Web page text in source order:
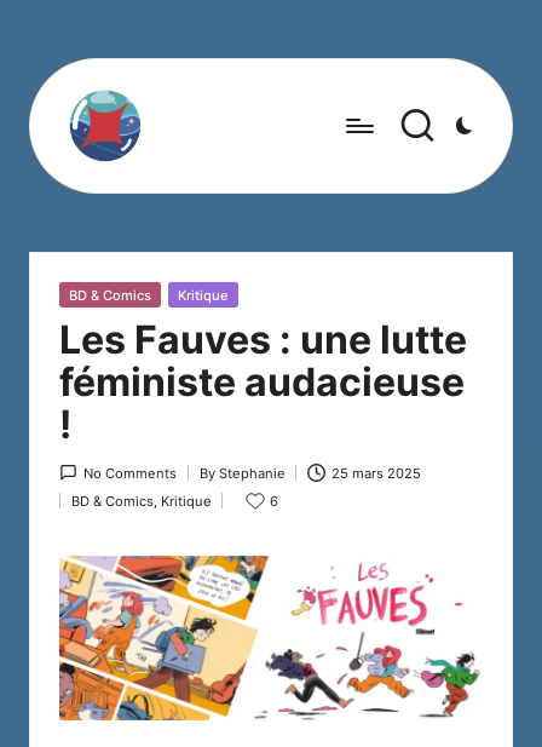
Posted
BD & Comics Kritique
Les Fauves : une lutte
féministe audacieuse
!
No Comments
Posted
by
By Stephanie 25 mars 2025
Posted
BD & Comics, Kritique 6